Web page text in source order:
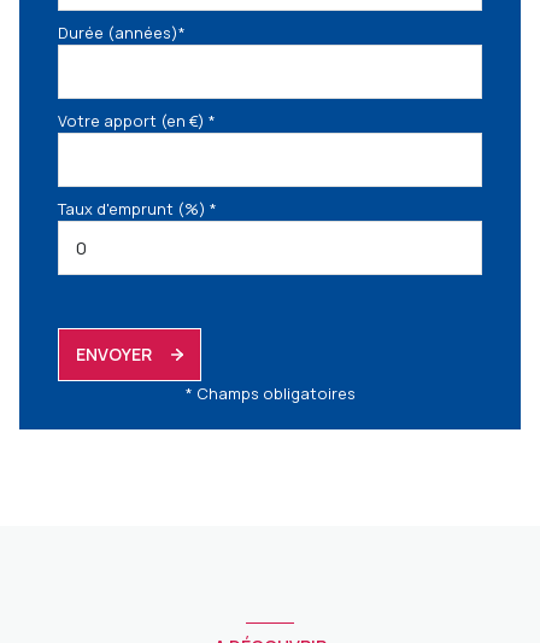
Durée (années)*
Votre apport (en €) *
Taux d'emprunt (%) *
ENVOYER
* Champs obligatoires